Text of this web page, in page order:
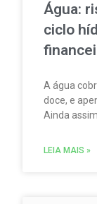
Água:
ciclo
A água
doce, e
Ainda
67% da
LEIA MAIS »